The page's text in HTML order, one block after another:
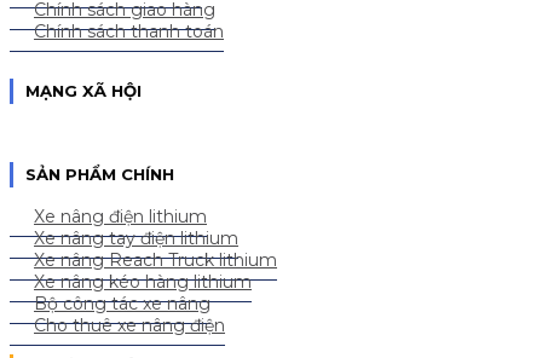
Chính sách giao hàng
Chính sách thanh toán
MẠNG XÃ HỘI
SẢN PHẨM CHÍNH
Xe nâng điện lithium
Xe nâng tay điện lithium
Xe nâng Reach Truck lithium
Xe nâng kéo hàng lithium
Bộ công tác xe nâng
Cho thuê xe nâng điện